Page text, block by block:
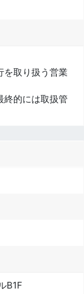
を取り扱う営業
終的には取扱管
B1F